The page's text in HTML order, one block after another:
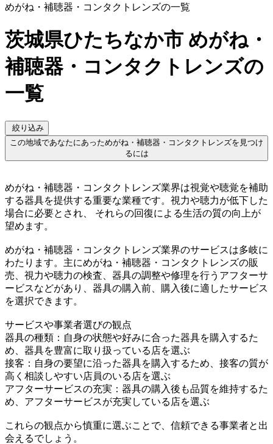
めがね・補聴器・コンタクトレンズの一覧
茨城県ひたちなか市 めがね・
補聴器・コンタクトレンズの
一覧
絞り込み
この地域であなたにあっためがね・補聴器・コンタクトレンズを見つけ
るには
めがね・補聴器・コンタクトレンズ業界は視覚や聴覚を補助
する器具を提供する重要な業種です。視力や聴力が低下した
場合に必要とされ、 それらの回復による生活の質の向上が
望めます。
めがね・補聴器・コンタクトレンズ業界のサービスは多岐に
わたります。主にめがね・補聴器・コンタクトレンズの販
売、視力や聴力の検査、器具の調整や修理を行うアフターサ
ービスなどがあり、器具の購入前、購入後に適したサービス
を選択できます。
サービスや事業者選びの観点
器具の種類：自身の状態や好みに合った器具を購入するた
め、器具を豊富に取り扱っている店を選ぶ
接客：自身の要望に沿った器具を購入するため、接客の質が
高く相談しやすい店員のいる店を選ぶ
アフターサービスの充実：器具の購入後も品質を維持するた
め、アフターサービスが充実している店を選ぶ
これらの観点から慎重に選ぶことで、信頼できる事業者と出
会えるでしょう。